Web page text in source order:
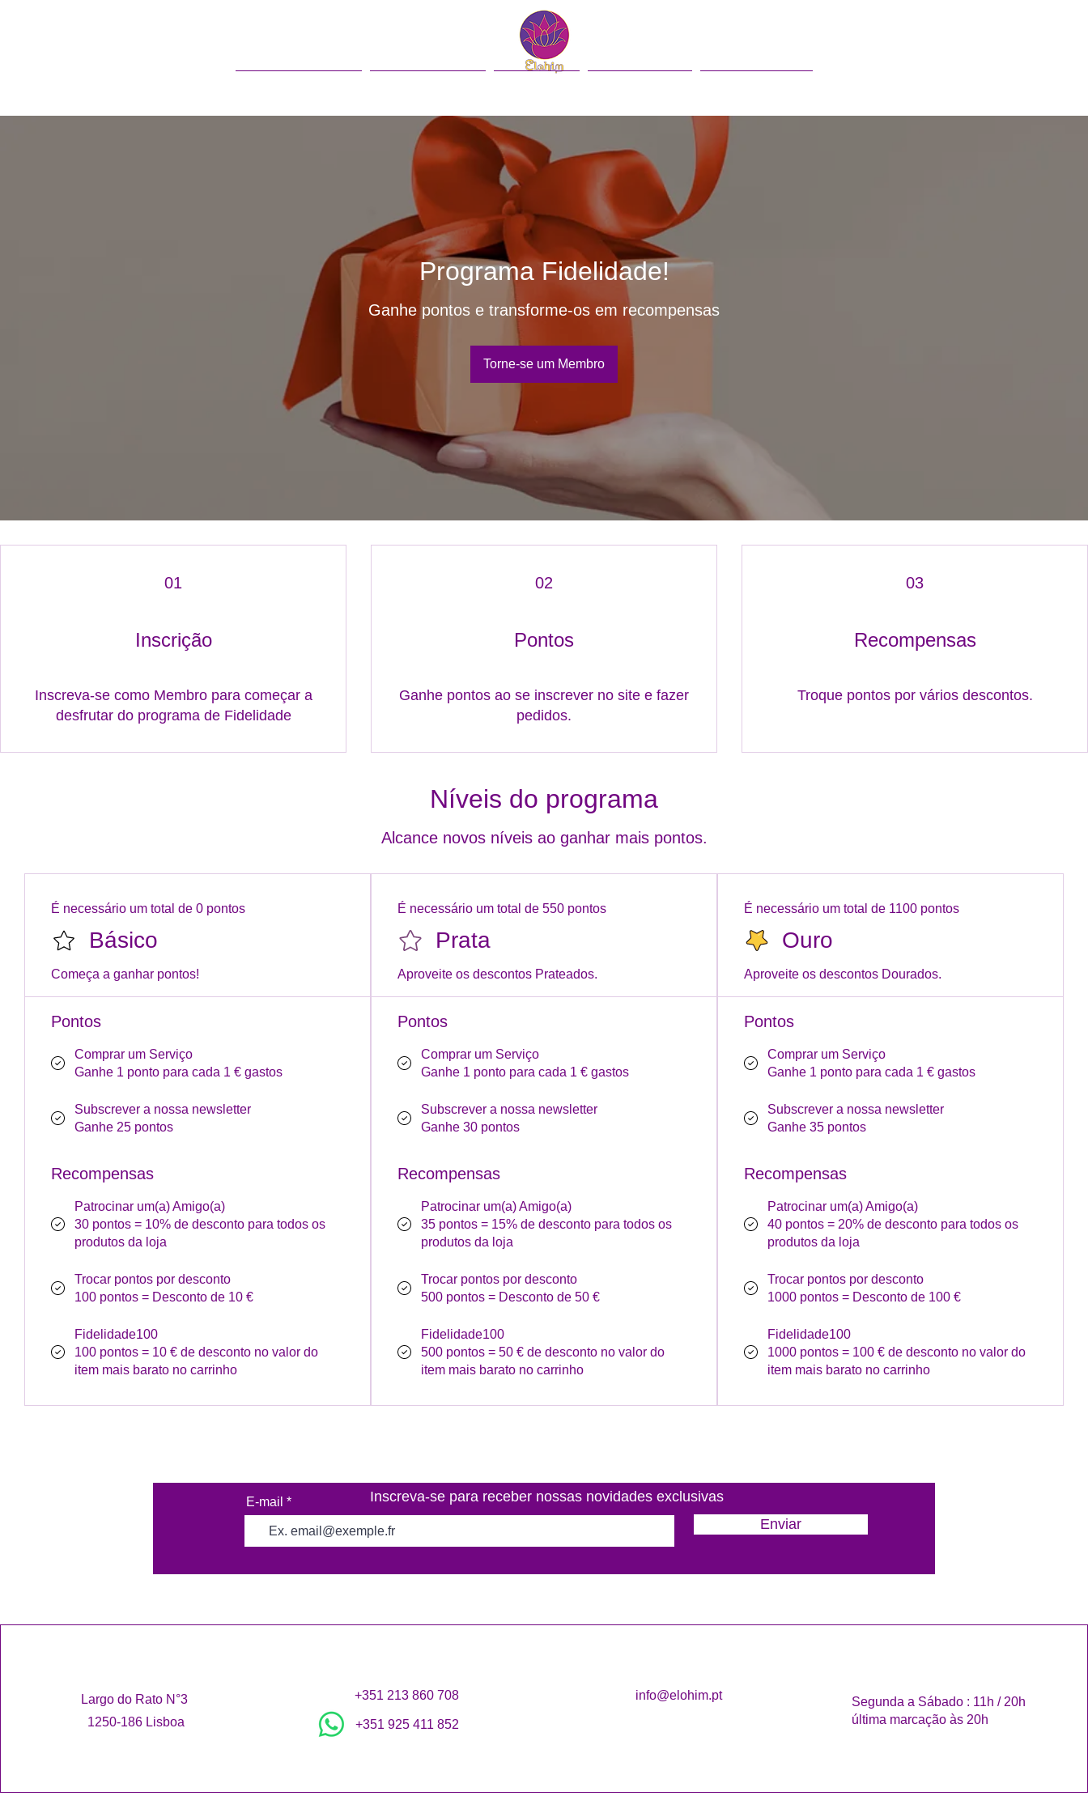
Programa Fidelidade!
Ganhe pontos e transforme-os em recompensas
Torne-se um Membro
01
Inscrição
Inscreva-se como Membro para começar a
desfrutar do programa de Fidelidade
02
Pontos
Ganhe pontos ao se inscrever no site e fazer
pedidos.
03
Recompensas
Troque pontos por vários descontos.
Níveis do programa
Alcance novos níveis ao ganhar mais pontos.
Básico
É necessário um total de 0 pontos
Começa a ganhar pontos!
Pontos
Comprar um Serviço
Ganhe 1 ponto para cada 1 € gastos
Subscrever a nossa newsletter
Ganhe 25 pontos
Recompensas
Patrocinar um(a) Amigo(a)
30 pontos = 10% de desconto para todos os
produtos da loja
Trocar pontos por desconto
100 pontos = Desconto de 10 €
Fidelidade100
100 pontos = 10 € de desconto no valor do
item mais barato no carrinho
Prata
É necessário um total de 550 pontos
Aproveite os descontos Prateados.
Pontos
Comprar um Serviço
Ganhe 1 ponto para cada 1 € gastos
Subscrever a nossa newsletter
Ganhe 30 pontos
Recompensas
Patrocinar um(a) Amigo(a)
35 pontos = 15% de desconto para todos os
produtos da loja
Trocar pontos por desconto
500 pontos = Desconto de 50 €
Fidelidade100
500 pontos = 50 € de desconto no valor do
item mais barato no carrinho
Ouro
É necessário um total de 1100 pontos
Aproveite os descontos Dourados.
Pontos
Comprar um Serviço
Ganhe 1 ponto para cada 1 € gastos
Subscrever a nossa newsletter
Ganhe 35 pontos
Recompensas
Patrocinar um(a) Amigo(a)
40 pontos = 20% de desconto para todos os
produtos da loja
Trocar pontos por desconto
1000 pontos = Desconto de 100 €
Fidelidade100
1000 pontos = 100 € de desconto no valor do
item mais barato no carrinho
Inscreva-se para receber nossas novidades exclusivas
E-mail
Enviar
Largo do Rato N°3
1250-186 Lisboa
+351 213 860 708
+351 925 411 852
info@elohim.pt
Segunda a Sábado : 11h / 20h
última marcação às 20h